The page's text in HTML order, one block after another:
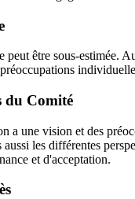
peut être sous-estimée.
du Comité
a une vision et des
aussi les différentes
et d'acceptation.